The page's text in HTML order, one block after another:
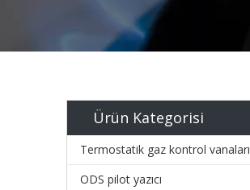
Ürün Kategorisi
Termostatik gaz kontrol vanaları
ODS pilot yazıcı